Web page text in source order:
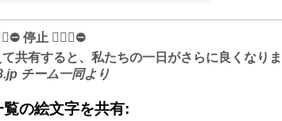
停止 ✋🏻🛑⛔️
共有すると、私たちの一日がさらに良くなり
チーム一同より
の絵文字を共有: